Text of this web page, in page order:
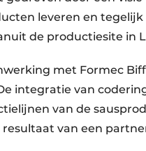
leveren en tegelijk
de productiesite in
met Formec
integratie van
van de
van een